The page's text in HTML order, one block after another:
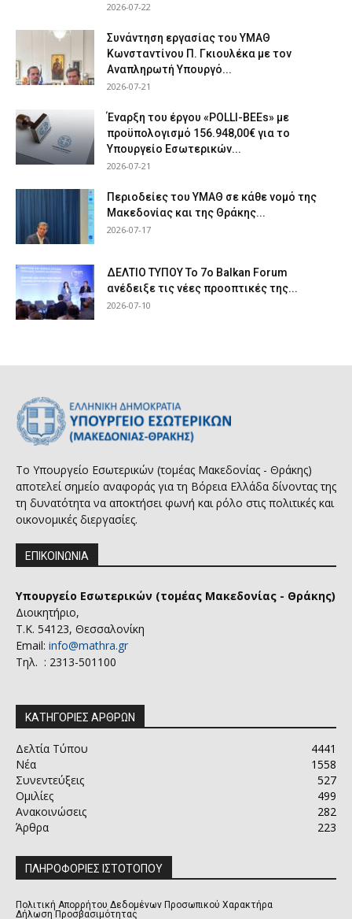
2026-07-22
Συνάντηση εργασίας του ΥΜΑΘ
Κωνσταντίνου Π. Γκιουλέκα με τον
Αναπληρωτή Υπουργό...
2026-07-21
Έναρξη του έργου «POLLI-BEEs» με
προϋπολογισμό 156.948,00€ για το
Υπουργείο Εσωτερικών...
2026-07-21
Περιοδείες του ΥΜΑΘ σε κάθε νομό της
Μακεδονίας και της Θράκης...
2026-07-17
ΔΕΛΤΙΟ ΤΥΠΟΥ Το 7ο Balkan Forum
ανέδειξε τις νέες προοπτικές της...
2026-07-10
Το Υπουργείο Εσωτερικών (τομέας Μακεδονίας - Θράκης)
αποτελεί σημείο αναφοράς για τη Βόρεια Ελλάδα δίνοντας της
τη δυνατότητα να αποκτήσει φωνή και ρόλο στις πολιτικές και
οικονομικές διεργασίες.
ΕΠΙΚΟΙΝΩΝΙΑ
Υπουργείο Εσωτερικών (τομέας Μακεδονίας - Θράκης)
Διοικητήριο,
Τ.Κ. 54123, Θεσσαλονίκη
Email: info@mathra.gr
Τηλ. : 2313-501100
ΚΑΤΗΓΟΡΙΕΣ ΑΡΘΡΩΝ
Δελτία Τύπου
4441
Νέα
1558
Συνεντεύξεις
527
Ομιλίες
499
Ανακοινώσεις
282
Άρθρα
223
ΠΛΗΡΟΦΟΡΙΕΣ ΙΣΤΟΤΟΠΟΥ
Πολιτική Απορρήτου Δεδομένων Προσωπικού Χαρακτήρα
Δήλωση Προσβασιμότητας